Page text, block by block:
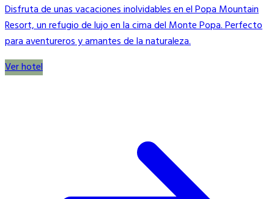
Disfruta de unas vacaciones inolvidables en el Popa Mountain
Resort, un refugio de lujo en la cima del Monte Popa. Perfecto
para aventureros y amantes de la naturaleza.
Ver hotel